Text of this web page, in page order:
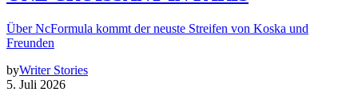
Über NcFormula kommt der neuste Streifen von Koska und
Freunden
byWriter Stories
5. Juli 2026